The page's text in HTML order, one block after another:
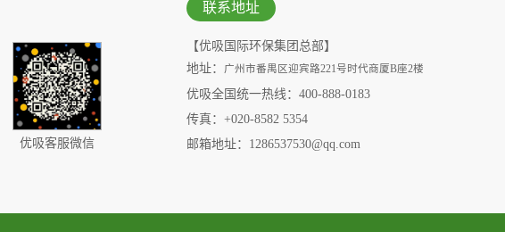
优吸客服微信
联系地址
【优吸国际环保集团总部】
地址：
广州市番禺区迎宾路221号时代商厦B座2楼
优吸全国统一热线：400-888-0183
传真：+020-8582 5354
邮箱地址：1286537530@qq.com